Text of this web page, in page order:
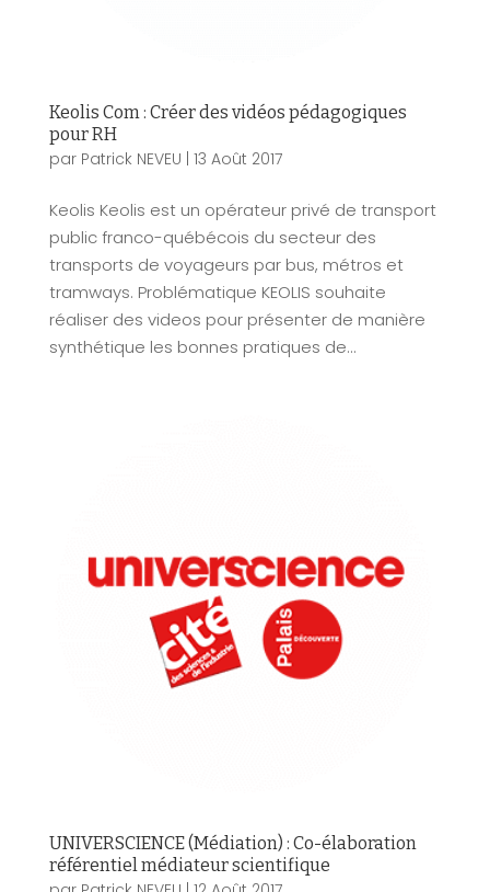
Keolis Com : Créer des vidéos pédagogiques
pour RH
par Patrick NEVEU 13 Août 2017
Keolis Keolis est un opérateur privé de transport
public franco-québécois du secteur des
transports de voyageurs par bus, métros et
tramways. Problématique KEOLIS souhaite
réaliser des videos pour présenter de manière
synthétique les bonnes pratiques de...
UNIVERSCIENCE (Médiation) : Co-élaboration
référentiel médiateur scientifique